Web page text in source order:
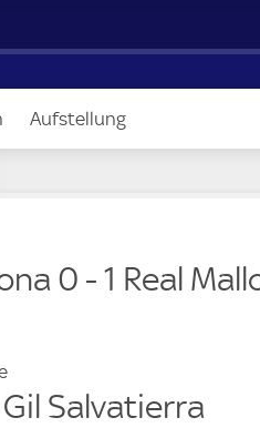
m
n
u
Aufstellung
0 - 1 Real
Salvatierra